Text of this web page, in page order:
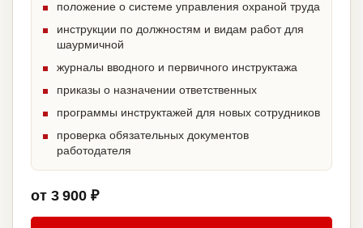
положение о системе управления охраной труда
инструкции по должностям и видам работ для
шаурмичной
журналы вводного и первичного инструктажа
приказы о назначении ответственных
программы инструктажей для новых сотрудников
проверка обязательных документов
работодателя
от 3 900 ₽